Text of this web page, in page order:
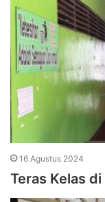
16 Agustus 2024
Teras Kelas